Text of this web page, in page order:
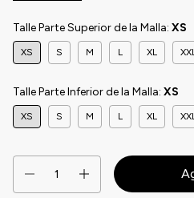
Talle Parte Superior de la Malla: XS
XS S M L XL XXL
Talle Parte Inferior de la Malla: XS
XS S M L XL XXL